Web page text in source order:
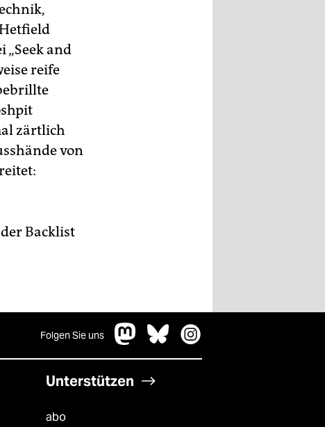
„Seek and
reife
zärtlich
von
Backlist
Folgen Sie uns
Unterstützen
abo